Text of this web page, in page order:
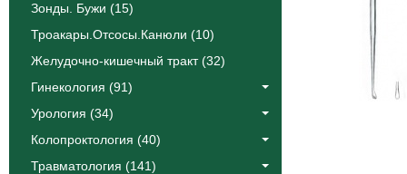
Зонды. Бужи (15)
Троакары.Отсосы.Канюли (10)
Желудочно-кишечный тракт (32)
Гинекология (91)
Урология (34)
Колопроктология (40)
Травматология (141)